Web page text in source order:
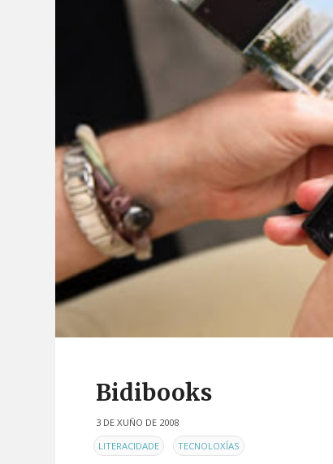
Bidibooks
3 DE XUÑO DE 2008
ENLITERACIDADE TECNOLOXÍAS